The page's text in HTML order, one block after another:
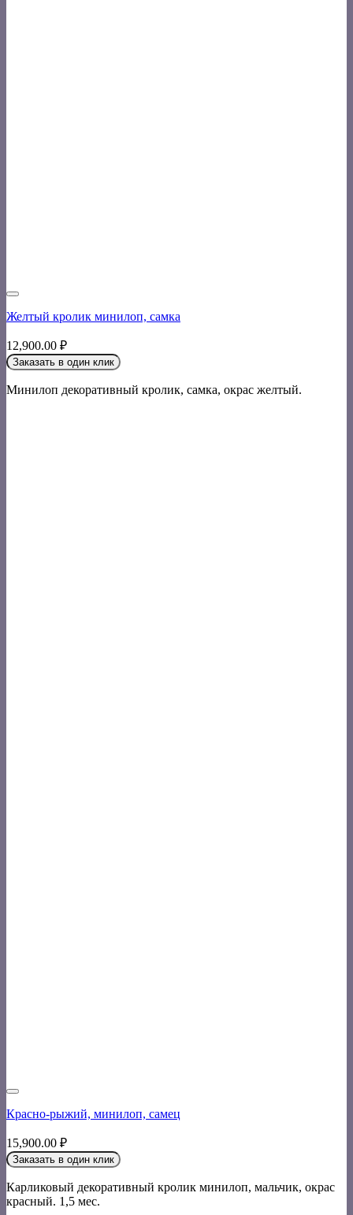
Желтый кролик минилоп, самка
12,900.00 ₽
Заказать в один клик
Минилоп декоративный кролик, самка, окрас желтый.
Красно-рыжий, минилоп, самец
15,900.00 ₽
Заказать в один клик
Карликовый декоративный кролик минилоп, мальчик, окрас
красный. 1,5 мес.